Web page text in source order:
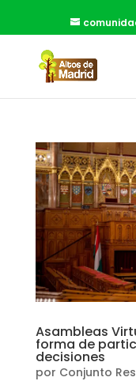
Asambleas
forma de
decisiones
por Conjunto